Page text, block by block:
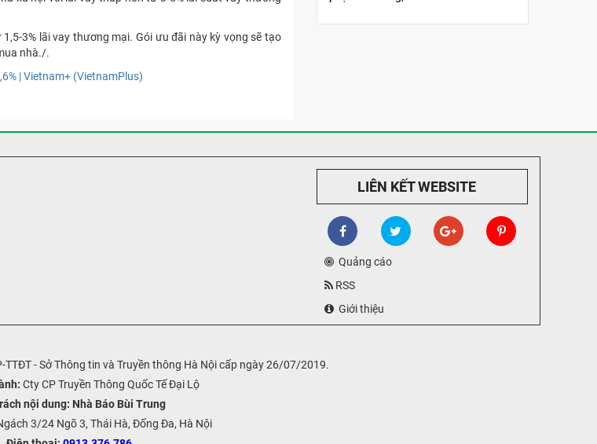
3% lãi vay thương mại. Gói ưu đãi này kỳ vọng sẽ tạo
nhà./.
| Vietnam+ (VietnamPlus)
LIÊN KẾT WEBSITE
Quảng cáo
RSS
Giới thiệu
TTĐT - Sở Thông tin và Truyền thông Hà Nội cấp ngày 26/07/2019.
Cty CP Truyền Thông Quốc Tế Đại Lộ
nội dung: Nhà Báo Bùi Trung
3/24 Ngõ 3, Thái Hà, Đống Đa, Hà Nội